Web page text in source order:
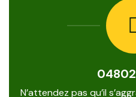
N’attendez pas qu’il